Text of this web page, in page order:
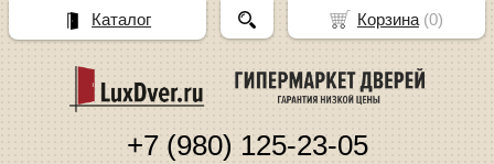
+7 (980) 125-23-05
Корзина(0)
Каталог